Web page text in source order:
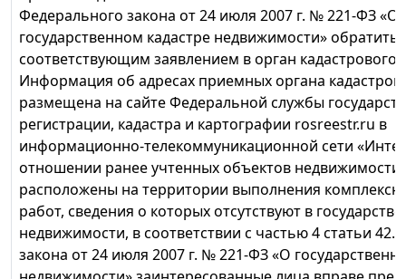
Федерального закона от 24 июля 2007 г. № 221-ФЗ «О
государственном кадастре недвижимости»
соответствующим заявлением в орган кадастрового
Информация об адресах приемных органа
размещена на сайте Федеральной службы
регистрации, кадастра и картографии rosreestr.ru в
информационно-телекоммуникационной сети
отношении ранее учтенных объектов
расположены на территории выполнения
работ, сведения о которых отсутствуют в
недвижимости, в соответствии с частью 4 статьи
закона от 24 июля 2007 г. № 221-ФЗ «О